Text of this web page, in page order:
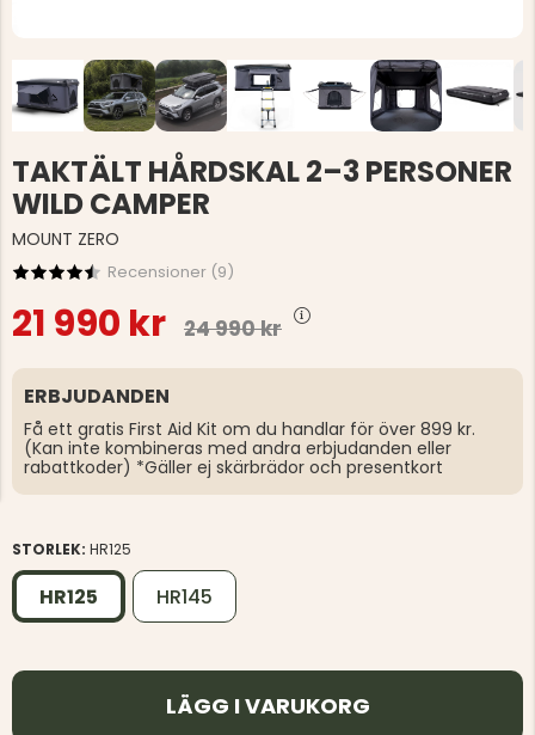
TAKTÄLT HÅRDSKAL 2–3 PERSONER
WILD CAMPER
MOUNT ZERO
Recensioner (9)
21 990 kr 24 990 kr
ERBJUDANDEN
Få ett gratis First Aid Kit om du handlar för över 899 kr.
(Kan inte kombineras med andra erbjudanden eller
rabattkoder) *Gäller ej skärbrädor och presentkort
STORLEK: HR125
HR125 HR145
LÄGG I VARUKORG